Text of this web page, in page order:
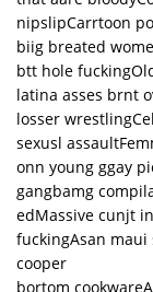
nipslipCarrtoon
biig breated
btt hole
latina asses brnt
losser
sexusl
onn young ggay
gangbamg
edMassive cunjt
fuckingAsan
cooper
bortom